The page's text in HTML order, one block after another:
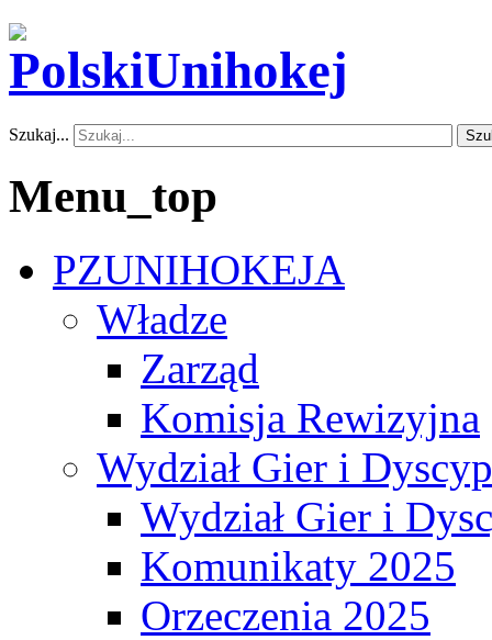
Szukaj...
Menu_top
PZUNIHOKEJA
Władze
Zarząd
Komisja Rewizyjna
Wydział Gier i
Wydział Gier i
Komunikaty 2025
Orzeczenia 2025